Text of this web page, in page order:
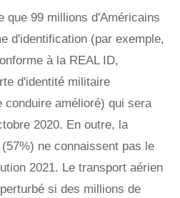
que 99 millions d'Américains
d'identification (par exemple,
à la REAL ID,
d'identité militaire
conduire amélioré) qui sera
2020. En outre, la
ne connaissent pas le
2021. Le transport aérien
si des millions de